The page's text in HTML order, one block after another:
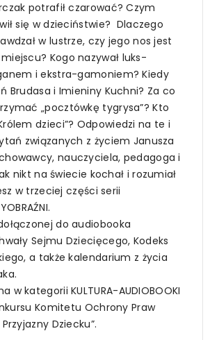
potrafił czarować? Czym
się w dzieciństwie? Dlaczego
w lustrze, czy jego nos jest
Kogo nazywał luks-
i ekstra-gamoniem? Kiedy
Brudasa i Imieniny Kuchni? Za co
„pocztówkę tygrysa”? Kto
dzieci”? Odpowiedzi na te i
związanych z życiem Janusza
nauczyciela, pedagoga i
nikt na świecie kochał i rozumiał
w trzeciej części serii
do audiobooka
Sejmu Dziecięcego, Kodeks
a także kalendarium z życia
w kategorii KULTURA-AUDIOBOOKI
Komitetu Ochrony Praw
Dziecku”.